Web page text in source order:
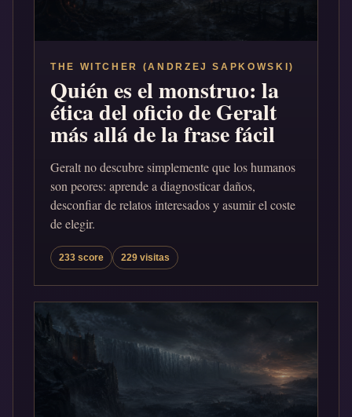
THE WITCHER (ANDRZEJ SAPKOWSKI)
Quién es el monstruo: la
ética del oficio de Geralt
más allá de la frase fácil
Geralt no descubre simplemente que los humanos
son peores: aprende a diagnosticar daños,
desconfiar de relatos interesados y asumir el coste
de elegir.
233 score 229 visitas